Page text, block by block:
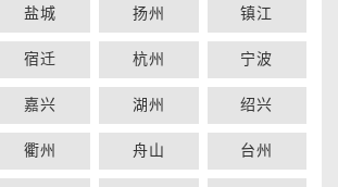
盐城 扬州 镇江
宿迁 杭州 宁波
嘉兴 湖州 绍兴
衢州 舟山 台州